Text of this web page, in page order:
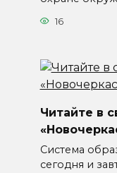
16
Читайте в
Система
сегодня и